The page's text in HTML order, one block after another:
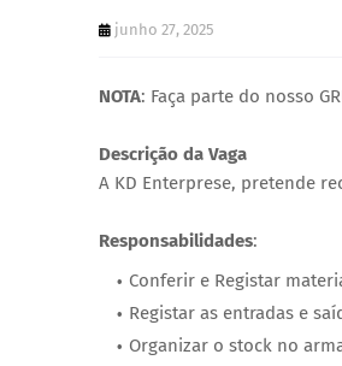
junho 27, 2025
NOTA: Faça parte do nosso
Descrição da Vaga
A KD Enterprese, pretende
Responsabilidades:
Conferir e Registar
Registar as entradas e
Organizar o stock no